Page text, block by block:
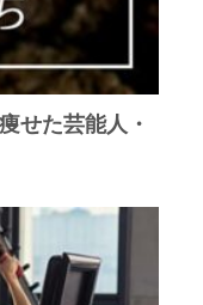
せた芸能人・